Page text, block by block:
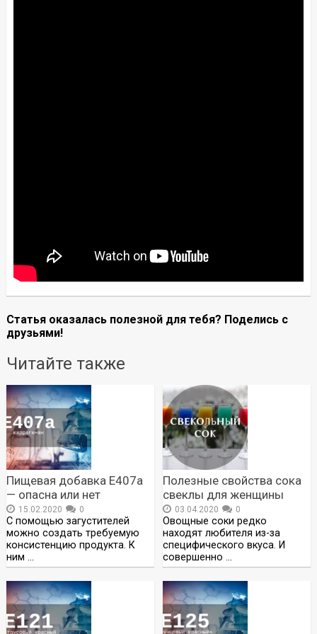
Статья оказалась полезной для тебя? Поделись с
друзьями!
Читайте также
Пищевая добавка Е407а
— опасна или нет
15.02.2020 0
С помощью загустителей
можно создать требуемую
консистенцию продукта. К
ним …
Полезные свойства сока
свеклы для женщины
03.04.2020 0
Овощные соки редко
находят любителя из-за
специфического вкуса. И
совершенно …